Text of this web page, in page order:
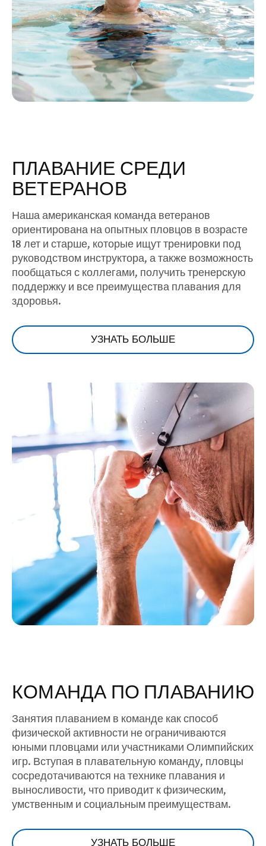
ПЛАВАНИЕ СРЕДИ
ВЕТЕРАНОВ
Наша американская команда ветеранов
ориентирована на опытных пловцов в возрасте
18 лет и старше, которые ищут тренировки под
руководством инструктора, а также возможность
пообщаться с коллегами, получить тренерскую
поддержку и все преимущества плавания для
здоровья.
УЗНАТЬ БОЛЬШЕ
КОМАНДА ПО ПЛАВАНИЮ
Занятия плаванием в команде как способ
физической активности не ограничиваются
юными пловцами или участниками Олимпийских
игр. Вступая в плавательную команду, пловцы
сосредотачиваются на технике плавания и
выносливости, что приводит к физическим,
умственным и социальным преимуществам.
УЗНАТЬ БОЛЬШЕ